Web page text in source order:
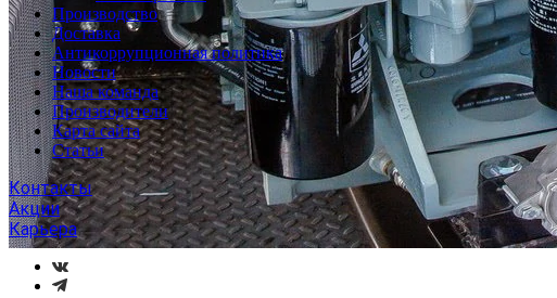
Производство
Доставка
Антикоррупционная политика
Новости
Наша команда
Производители
Карта сайта
Статьи
Контакты
Акции
Карьера